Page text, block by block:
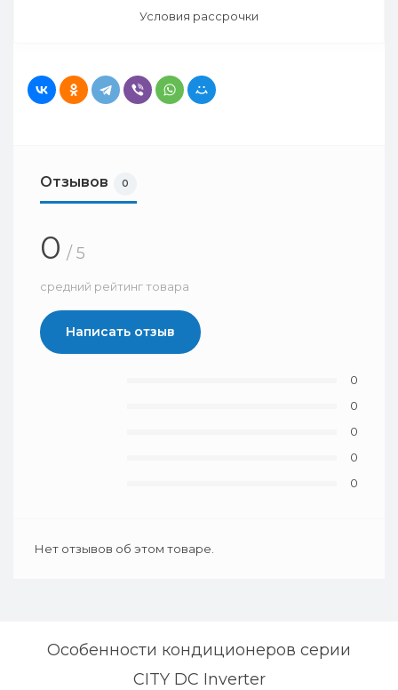
Условия рассрочки
Отзывов 0
0 / 5
средний рейтинг товара
Написать отзыв
0
0
0
0
0
Нет отзывов об этом товаре.
Особенности кондиционеров серии
CITY DC Inverter